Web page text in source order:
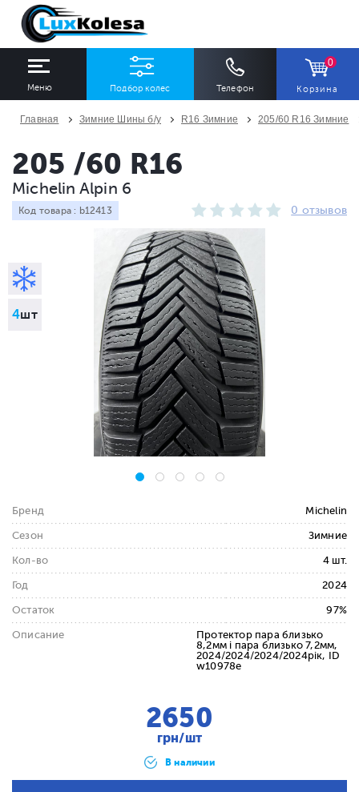
Меню Подбор колес Телефон
0
Корзина
Ширина
Все
Профиль
Все
Количество
Все
ПОДОБРАТЬ
Главная Зимние Шины б/у R16 Зимние 205/60 R16 Зимние
4шт
205 /60 R16
Michelin Alpin 6
Код товара : b12413 0 отзывов
Бренд Michelin
Сезон Зимние
Кол-во 4 шт.
Год 2024
Остаток 97%
Описание
Протектор пара близько
8,2мм і пара близько 7,2мм,
2024/2024/2024/2024рік, ID
w10978e
2650
грн/шт
В наличии